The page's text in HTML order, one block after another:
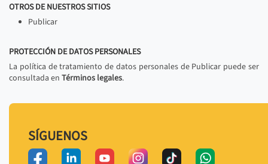
OTROS DE NUESTROS SITIOS
Publicar
PROTECCIÓN DE DATOS PERSONALES
La política de tratamiento de datos personales de Publicar puede ser
consultada en Términos legales.
SÍGUENOS